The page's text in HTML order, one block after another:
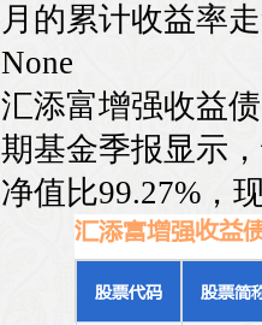
月的累计收益率
None
汇添富增强收益
期基金季报显示
净值比99.27%，